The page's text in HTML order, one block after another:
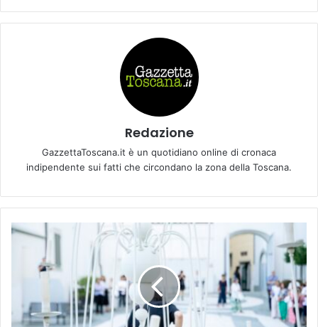
Redazione
GazzettaToscana.it è un quotidiano online di cronaca
indipendente sui fatti che circondano la zona della Toscana.
T
e